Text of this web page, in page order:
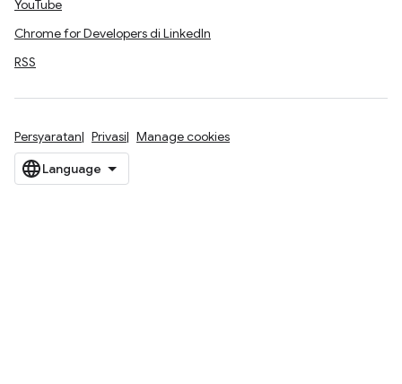
YouTube
Chrome for Developers di LinkedIn
RSS
Persyaratan Privasi Manage cookies